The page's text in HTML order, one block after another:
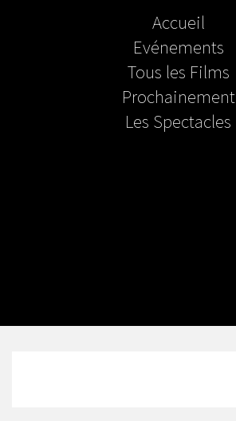
Accueil
Evénements
Tous les Films
Prochainement
Les Spectacles